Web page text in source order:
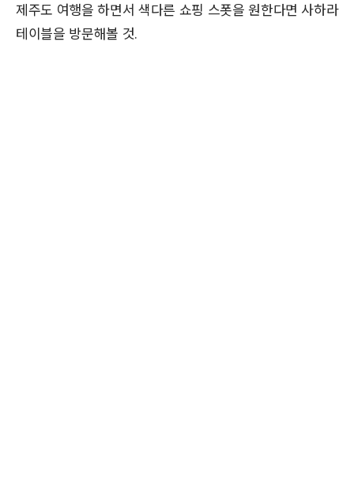
제주도 여행을 하면서 색다른 쇼핑 스폿을 원한다면 사하라
테이블을 방문해볼 것.